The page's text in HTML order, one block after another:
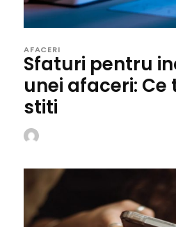
AFACERI
Sfaturi pentru
unei afaceri: Ce
stiti